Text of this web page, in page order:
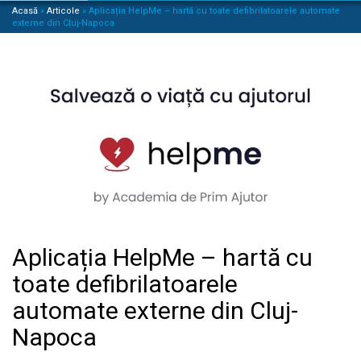
Acasă » Articole » Aplicația HelpMe – hartă cu toate defibrilatoarele automate
externe din Cluj-Napoca
Aplicația HelpMe – hartă cu
toate defibrilatoarele
automate externe din Cluj-
Napoca